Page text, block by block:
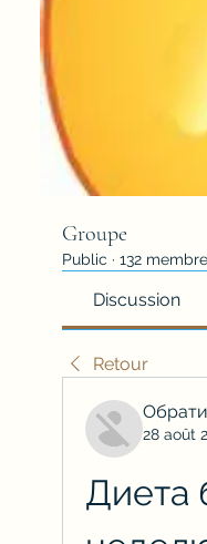
Groupe
Public · 132
Discussion
Retour
28 août
Диета